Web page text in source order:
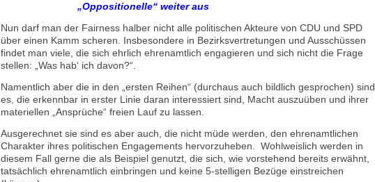
„Oppositionelle“ weiter aus
Nun darf man der Fairness halber nicht alle politischen Akteure von CDU und SPD
über einen Kamm scheren. Insbesondere in Bezirksvertretungen und Ausschüssen
findet man viele, die sich ehrlich ehrenamtlich engagieren und sich nicht die Frage
stellen: „Was hab‘ ich davon?“.
Namentlich aber die in den „ersten Reihen“ (durchaus auch bildlich gesprochen) sind
es, die erkennbar in erster Linie daran interessiert sind, Macht auszuüben und ihrer
materiellen „Ansprüche“ freien Lauf zu lassen.
Ausgerechnet sie sind es aber auch, die nicht müde werden, den ehrenamtlichen
Charakter ihres politischen Engagements hervorzuheben. Wohlweislich werden in
diesem Fall gerne die als Beispiel genutzt, die sich, wie vorstehend bereits erwähnt,
tatsächlich ehrenamtlich einbringen und keine 5-stelligen Bezüge einstreichen